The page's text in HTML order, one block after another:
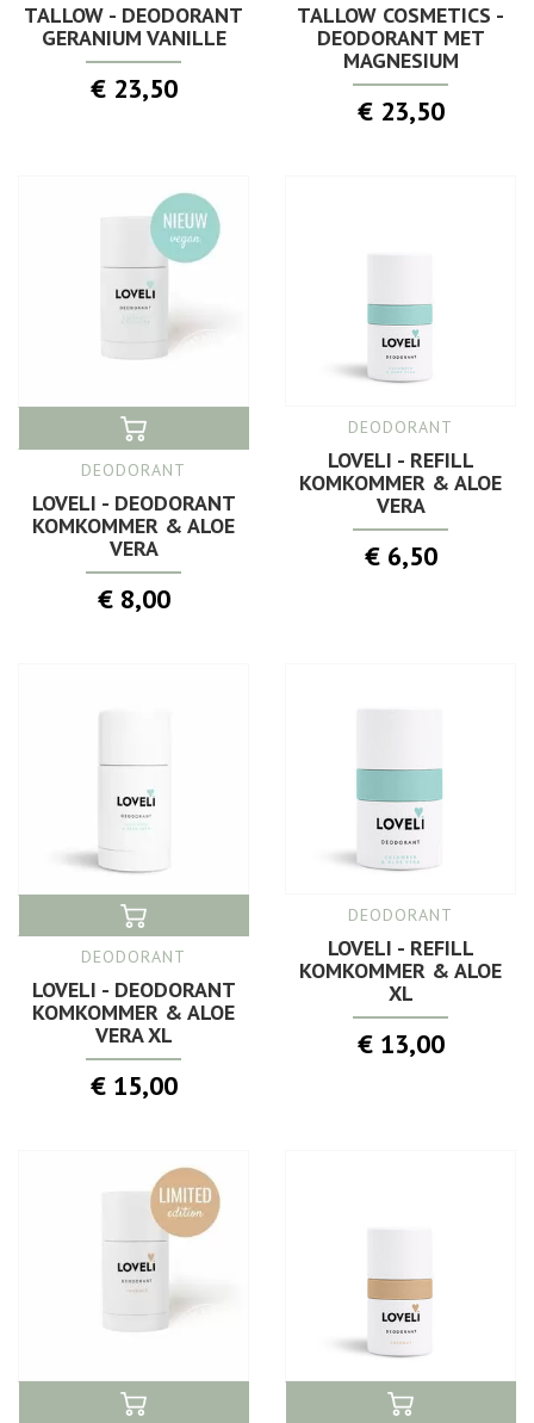
TALLOW - DEODORANT
GERANIUM VANILLE
€ 23,50
TALLOW COSMETICS -
DEODORANT MET
MAGNESIUM
€ 23,50
DEODORANT
LOVELI - DEODORANT
KOMKOMMER & ALOE
VERA
€ 8,00
DEODORANT
LOVELI - REFILL
KOMKOMMER & ALOE
VERA
€ 6,50
DEODORANT
LOVELI - DEODORANT
KOMKOMMER & ALOE
VERA XL
€ 15,00
DEODORANT
LOVELI - REFILL
KOMKOMMER & ALOE
XL
€ 13,00